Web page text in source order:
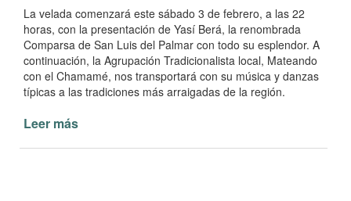
La velada comenzará este sábado 3 de febrero, a las 22
horas, con la presentación de Yasí Berá, la renombrada
Comparsa de San Luis del Palmar con todo su esplendor. A
continuación, la Agrupación Tradicionalista local, Mateando
con el Chamamé, nos transportará con su música y danzas
típicas a las tradiciones más arraigadas de la región.
Leer más